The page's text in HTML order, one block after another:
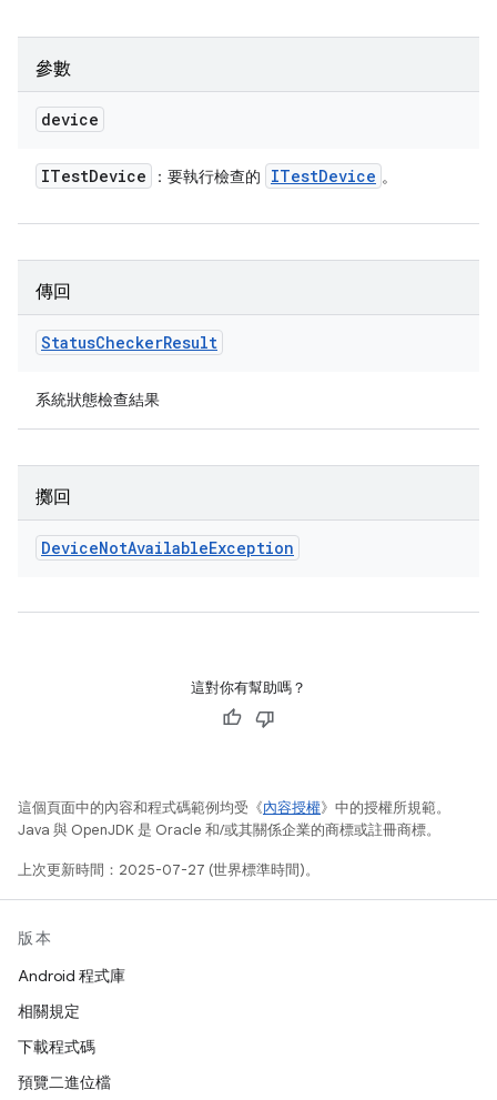
參數
device
ITestDevice ：要執行檢查的 ITestDevice 。
傳回
StatusCheckerResult
系統狀態檢查結果
擲回
DeviceNotAvailableException
這對你有幫助嗎？
這個頁面中的內容和程式碼範例均受《內容授權》中的授權所規範。
Java 與 OpenJDK 是 Oracle 和/或其關係企業的商標或註冊商標。
上次更新時間：2025-07-27 (世界標準時間)。
版本
Android 程式庫
相關規定
下載程式碼
預覽二進位檔